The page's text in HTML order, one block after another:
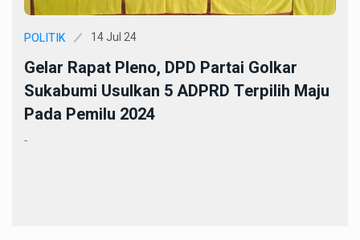
POLITIK 14 Jul 24
Gelar Rapat Pleno, DPD Partai Golkar
Sukabumi Usulkan 5 ADPRD Terpilih Maju
Pada Pemilu 2024
-